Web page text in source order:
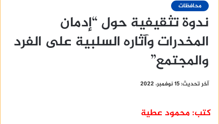
محافظات
ندوة تثقيفية حول “إدمان
المخدرات وآثاره السلبية على الفرد
والمجتمع”
آخر تحديث: 15 نوفمبر، 2022
كتب: محمود عطية